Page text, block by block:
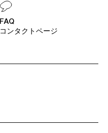
FAQ
コンタクトページ